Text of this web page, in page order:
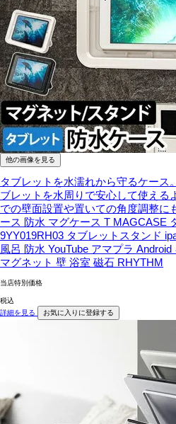
他の画像を見る
タブレットを水濡れから守るケース
ブレットを水周りで安心して使える
での壁面設置や置いての角度調整に
ース 防水 マグケース T MAGCASE
9YY019RH03 タブレットスタンド
風呂 防水 YouTube アマプラ
マグネット 壁 浴室 磁石 RHYTHM
当店特別価格
税込
詳細を見る
お気に入りに登録する